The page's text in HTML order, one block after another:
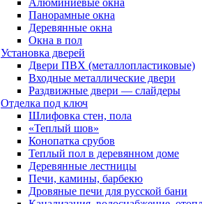
Алюминиевые окна
Панорамные окна
Деревянные окна
Окна в пол
Установка дверей
Двери ПВХ (металлопластиковые)
Входные металлические двери
Раздвижные двери — слайдеры
Отделка под ключ
Шлифовка стен, пола
«Теплый шов»
Конопатка срубов
Теплый пол в деревянном доме
Деревянные лестницы
Печи, камины, барбекю
Дровяные печи для русской бани